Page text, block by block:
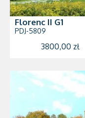
Florenc II G1
PDJ-5809
3800,00 zł